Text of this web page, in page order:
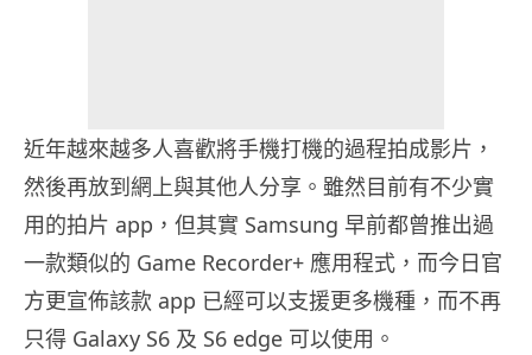
近年越來越多人喜歡將手機打機的過程拍成影片，
然後再放到網上與其他人分享。雖然目前有不少實
用的拍片 app，但其實 Samsung 早前都曾推出過
一款類似的 Game Recorder+ 應用程式，而今日官
方更宣佈該款 app 已經可以支援更多機種，而不再
只得 Galaxy S6 及 S6 edge 可以使用。